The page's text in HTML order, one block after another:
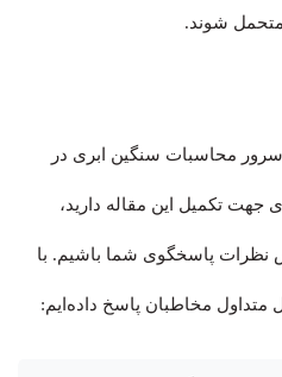
شوند.
سرور محاسبات سنگین ابری در
جهت تکمیل این مقاله دارید،
پاسخگوی شما باشیم. با
متداول مخاطبان پاسخ داده‌ایم: